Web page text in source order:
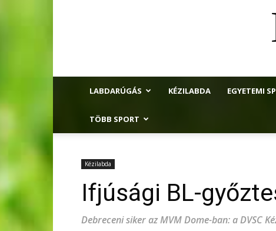
LABDARÚGÁS KÉZILABDA EGYETEMI
TÖBB SPORT
Kézilabda
Ifjúsági BL-
Debreceni siker az MVM Dome-ban: a DVSC